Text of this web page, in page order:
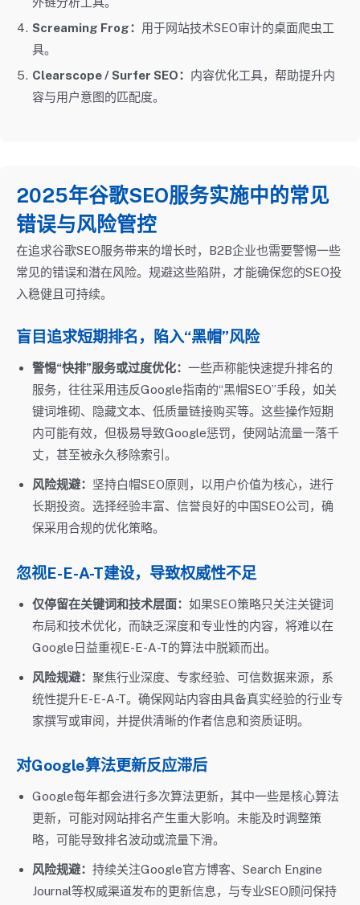
Screaming Frog： 用于网站技术SEO审计的桌面爬虫工
具。
Clearscope / Surfer SEO： 内容优化工具，帮助提升内
容与用户意图的匹配度。
2025年谷歌SEO服务实施中的常见
错误与风险管控
在追求谷歌SEO服务带来的增长时，B2B企业也需要警惕一些
常见的错误和潜在风险。规避这些陷阱，才能确保您的SEO投
入稳健且可持续。
盲目追求短期排名，陷入“黑帽”风险
警惕“快排”服务或过度优化： 一些声称能快速提升排名的
服务，往往采用违反Google指南的“黑帽SEO”手段，如关
键词堆砌、隐藏文本、低质量链接购买等。这些操作短期
内可能有效，但极易导致Google惩罚，使网站流量一落千
丈，甚至被永久移除索引。
风险规避： 坚持白帽SEO原则，以用户价值为核心，进行
长期投资。选择经验丰富、信誉良好的中国SEO公司，确
保采用合规的优化策略。
忽视E-E-A-T建设，导致权威性不足
仅停留在关键词和技术层面： 如果SEO策略只关注关键词
布局和技术优化，而缺乏深度和专业性的内容，将难以在
Google日益重视E-E-A-T的算法中脱颖而出。
风险规避： 聚焦行业深度、专家经验、可信数据来源，系
统性提升E-E-A-T。确保网站内容由具备真实经验的行业专
家撰写或审阅，并提供清晰的作者信息和资质证明。
对Google算法更新反应滞后
Google每年都会进行多次算法更新，其中一些是核心算法
更新，可能对网站排名产生重大影响。未能及时调整策
略，可能导致排名波动或流量下滑。
风险规避： 持续关注Google官方博客、Search Engine
Journal等权威渠道发布的更新信息，与专业SEO顾问保持